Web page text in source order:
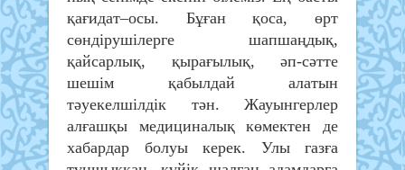
қағидат–осы. Бұған қоса, өрт
сөндірушілерге шапшаңдық,
қайсарлық, қырағылық, әп-сәтте
шешім қабылдай алатын
тәуекелшілдік тән. Жауынгерлер
алғашқы медициналық көмектен де
хабардар болуы керек. Улы газға